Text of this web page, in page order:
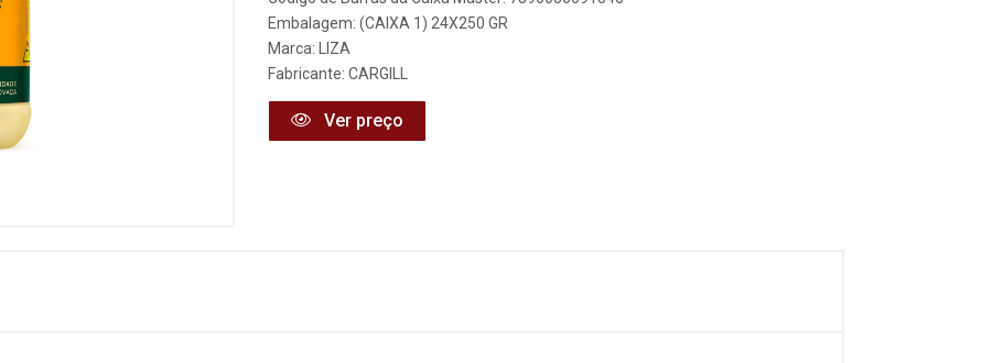
Embalagem: (CAIXA 1) 24X250 GR
Marca:
LIZA
Fabricante: CARGILL
Ver preço